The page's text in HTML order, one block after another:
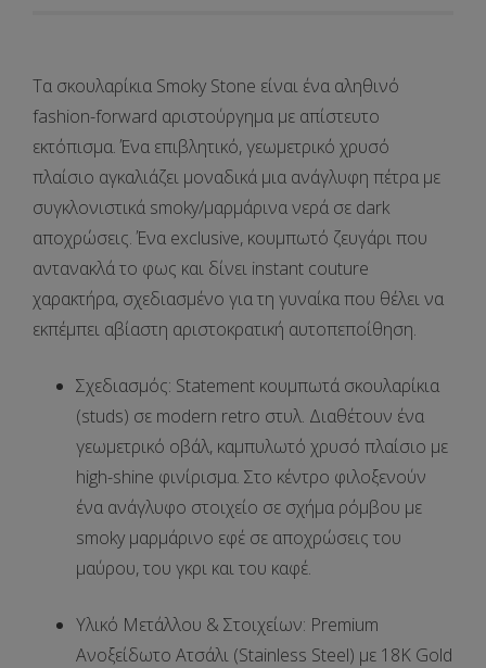
Τα σκουλαρίκια Smoky Stone είναι ένα αληθινό
fashion-forward αριστούργημα με απίστευτο
εκτόπισμα. Ένα επιβλητικό, γεωμετρικό χρυσό
πλαίσιο αγκαλιάζει μοναδικά μια ανάγλυφη πέτρα με
συγκλονιστικά smoky/μαρμάρινα νερά σε dark
αποχρώσεις. Ένα exclusive, κουμπωτό ζευγάρι που
αντανακλά το φως και δίνει instant couture
χαρακτήρα, σχεδιασμένο για τη γυναίκα που θέλει να
εκπέμπει αβίαστη αριστοκρατική αυτοπεποίθηση.
Σχεδιασμός: Statement κουμπωτά σκουλαρίκια
(studs) σε modern retro στυλ. Διαθέτουν ένα
γεωμετρικό οβάλ, καμπυλωτό χρυσό πλαίσιο με
high-shine φινίρισμα. Στο κέντρο φιλοξενούν
ένα ανάγλυφο στοιχείο σε σχήμα ρόμβου με
smoky μαρμάρινο εφέ σε αποχρώσεις του
μαύρου, του γκρι και του καφέ.
Υλικό Μετάλλου & Στοιχείων: Premium
Ανοξείδωτο Ατσάλι (Stainless Steel) με 18K Gold